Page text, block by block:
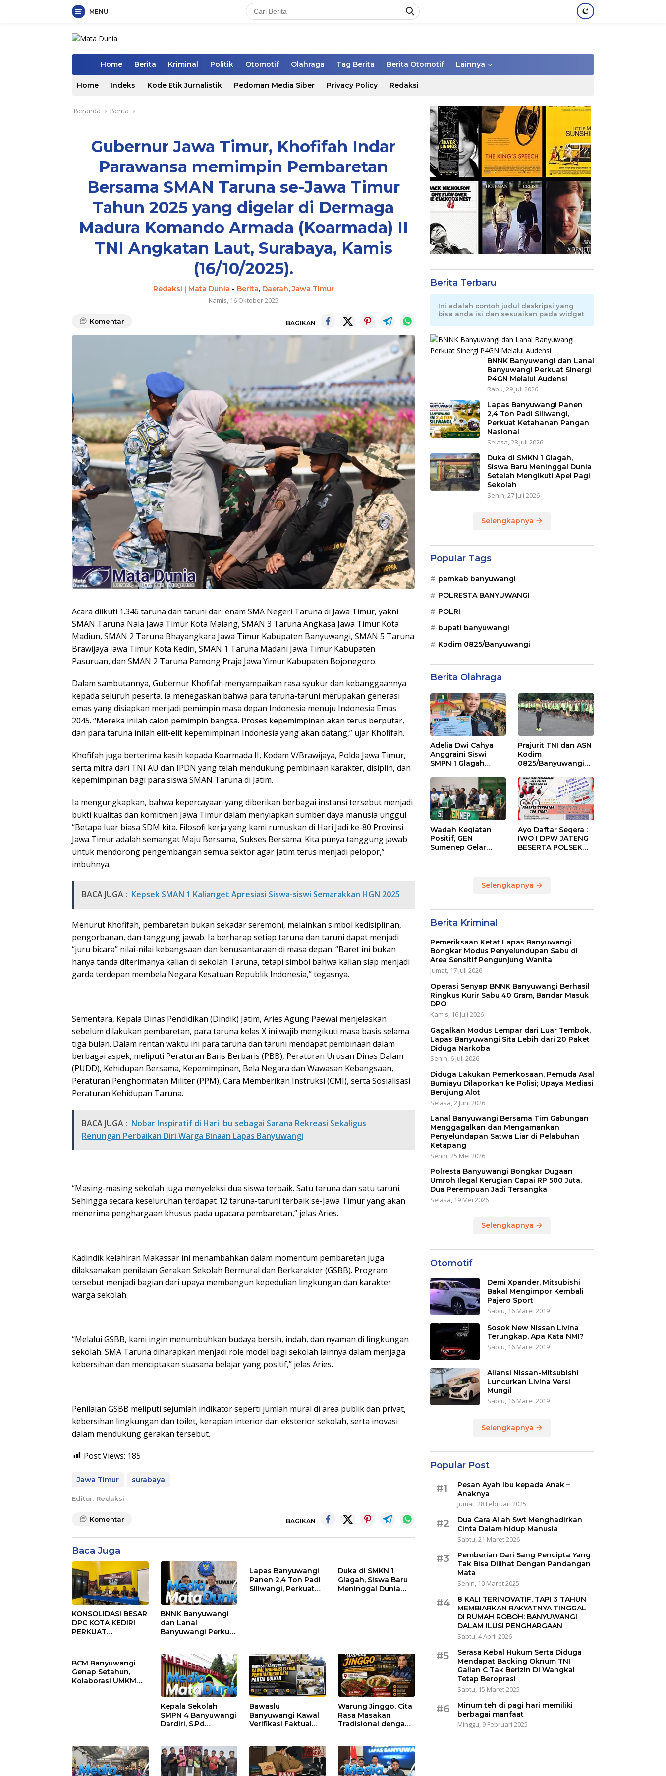
MENU
Home Berita Kriminal Politik Otomotif Olahraga Tag Berita Berita Otomotif Lainnya
Home Indeks Kode Etik Jurnalistik Pedoman Media Siber Privacy Policy Redaksi
Beranda Berita
Gubernur Jawa Timur, Khofifah Indar
Parawansa memimpin Pembaretan
Bersama SMAN Taruna se-Jawa Timur
Tahun 2025 yang digelar di Dermaga
Madura Komando Armada (Koarmada) II
TNI Angkatan Laut, Surabaya, Kamis
(16/10/2025).
Redaksi | Mata Dunia - Berita, Daerah,Jawa Timur
Kamis, 16 Oktober 2025
Komentar BAGIKAN
Acara diikuti 1.346 taruna dan taruni dari enam SMA Negeri Taruna di Jawa Timur, yakni
SMAN Taruna Nala Jawa Timur Kota Malang, SMAN 3 Taruna Angkasa Jawa Timur Kota
Madiun, SMAN 2 Taruna Bhayangkara Jawa Timur Kabupaten Banyuwangi, SMAN 5 Taruna
Brawijaya Jawa Timur Kota Kediri, SMAN 1 Taruna Madani Jawa Timur Kabupaten
Pasuruan, dan SMAN 2 Taruna Pamong Praja Jawa Yimur Kabupaten Bojonegoro.
Dalam sambutannya, Gubernur Khofifah menyampaikan rasa syukur dan kebanggaannya
kepada seluruh peserta. Ia menegaskan bahwa para taruna-taruni merupakan generasi
emas yang disiapkan menjadi pemimpin masa depan Indonesia menuju Indonesia Emas
2045. “Mereka inilah calon pemimpin bangsa. Proses kepemimpinan akan terus berputar,
dan para taruna inilah elit-elit kepemimpinan Indonesia yang akan datang,” ujar Khofifah.
Khofifah juga berterima kasih kepada Koarmada II, Kodam V/Brawijaya, Polda Jawa Timur,
serta mitra dari TNI AU dan IPDN yang telah mendukung pembinaan karakter, disiplin, dan
kepemimpinan bagi para siswa SMAN Taruna di Jatim.
Ia mengungkapkan, bahwa kepercayaan yang diberikan berbagai instansi tersebut menjadi
bukti kualitas dan komitmen Jawa Timur dalam menyiapkan sumber daya manusia unggul.
“Betapa luar biasa SDM kita. Filosofi kerja yang kami rumuskan di Hari Jadi ke-80 Provinsi
Jawa Timur adalah semangat Maju Bersama, Sukses Bersama. Kita punya tanggung jawab
untuk mendorong pengembangan semua sektor agar Jatim terus menjadi pelopor,”
imbuhnya.
BACA JUGA : Kepsek SMAN 1 Kalianget Apresiasi Siswa-siswi Semarakkan HGN 2025
Menurut Khofifah, pembaretan bukan sekadar seremoni, melainkan simbol kedisiplinan,
pengorbanan, dan tanggung jawab. Ia berharap setiap taruna dan taruni dapat menjadi
“juru bicara” nilai-nilai kebangsaan dan kenusantaraan di masa depan. “Baret ini bukan
hanya tanda diterimanya kalian di sekolah Taruna, tetapi simbol bahwa kalian siap menjadi
garda terdepan membela Negara Kesatuan Republik Indonesia,” tegasnya.
Sementara, Kepala Dinas Pendidikan (Dindik) Jatim, Aries Agung Paewai menjelaskan
sebelum dilakukan pembaretan, para taruna kelas X ini wajib mengikuti masa basis selama
tiga bulan. Dalam rentan waktu ini para taruna dan taruni mendapat pembinaan dalam
berbagai aspek, meliputi Peraturan Baris Berbaris (PBB), Peraturan Urusan Dinas Dalam
(PUDD), Kehidupan Bersama, Kepemimpinan, Bela Negara dan Wawasan Kebangsaan,
Peraturan Penghormatan Militer (PPM), Cara Memberikan Instruksi (CMI), serta Sosialisasi
Peraturan Kehidupan Taruna.
BACA JUGA : Nobar Inspiratif di Hari Ibu sebagai Sarana Rekreasi Sekaligus
Renungan Perbaikan Diri Warga Binaan Lapas Banyuwangi
“Masing-masing sekolah juga menyeleksi dua siswa terbaik. Satu taruna dan satu taruni.
Sehingga secara keseluruhan terdapat 12 taruna-taruni terbaik se-Jawa Timur yang akan
menerima penghargaan khusus pada upacara pembaretan,” jelas Aries.
Kadindik kelahiran Makassar ini menambahkan dalam momentum pembaretan juga
dilaksanakan penilaian Gerakan Sekolah Bermural dan Berkarakter (GSBB). Program
tersebut menjadi bagian dari upaya membangun kepedulian lingkungan dan karakter
warga sekolah.
“Melalui GSBB, kami ingin menumbuhkan budaya bersih, indah, dan nyaman di lingkungan
sekolah. SMA Taruna diharapkan menjadi role model bagi sekolah lainnya dalam menjaga
kebersihan dan menciptakan suasana belajar yang positif,” jelas Aries.
Penilaian GSBB meliputi sejumlah indikator seperti jumlah mural di area publik dan privat,
kebersihan lingkungan dan toilet, kerapian interior dan eksterior sekolah, serta inovasi
dalam mendukung gerakan tersebut.
Post Views: 185
Jawa Timur surabaya
Editor: Redaksi
Komentar BAGIKAN
Baca Juga
KONSOLIDASI BESAR
DPC KOTA KEDIRI
PERKUAT
PEMERINTAH, DAN
SIAP MENJADI
RUMAH ASPIRASI
MASYARAKAT
BNNK Banyuwangi
dan Lanal
Banyuwangi Perkuat
Lapas Banyuwangi
Panen 2,4 Ton Padi
Siliwangi, Perkuat
Duka di SMKN 1
Glagah, Siswa Baru
Meninggal Dunia
BCM Banyuwangi
Genap Setahun,
Kolaborasi UMKM
Kepala Sekolah
SMPN 4 Banyuwangi
Dardiri, S.Pd
Setiap Pagi Sambut
Siswa di Depan
Gerbang Sekolah
Bawaslu
Banyuwangi Kawal
Verifikasi Faktual
Warung Jinggo, Cita
Rasa Masakan
Tradisional dengan
Banyuwangi
Berita Terbaru
Ini adalah contoh judul deskripsi yang
bisa anda isi dan sesuaikan pada widget
BNNK Banyuwangi dan Lanal
Banyuwangi Perkuat Sinergi
P4GN Melalui Audensi
Rabu, 29 Juli 2026
Lapas Banyuwangi Panen
2,4 Ton Padi Siliwangi,
Perkuat Ketahanan Pangan
Nasional
Selasa, 28 Juli 2026
Duka di SMKN 1 Glagah,
Siswa Baru Meninggal Dunia
Setelah Mengikuti Apel Pagi
Sekolah
Senin, 27 Juli 2026
Selengkapnya
Popular Tags
pemkab banyuwangi
POLRESTA BANYUWANGI
POLRI
bupati banyuwangi
Kodim 0825/Banyuwangi
Berita Olahraga
Adelia Dwi Cahya
Anggraini Siswi
SMPN 1 Glagah
Sunrise of Java Silat
Championship 1
Prajurit TNI dan ASN
Kodim
0825/Banyuwangi
Periodik I Tahun
2026
Wadah Kegiatan
Positif, GEN
Sumenep Gelar
Ayo Daftar Segera :
IWO I DPW JATENG
BESERTA POLSEK
MEMPERINGATI HUT
Selengkapnya
Berita Kriminal
Pemeriksaan Ketat Lapas Banyuwangi
Bongkar Modus Penyelundupan Sabu di
Area Sensitif Pengunjung Wanita
Jumat, 17 Juli 2026
Operasi Senyap BNNK Banyuwangi Berhasil
Ringkus Kurir Sabu 40 Gram, Bandar Masuk
DPO
Kamis, 16 Juli 2026
Gagalkan Modus Lempar dari Luar Tembok,
Lapas Banyuwangi Sita Lebih dari 20 Paket
Diduga Narkoba
Senin, 6 Juli 2026
Diduga Lakukan Pemerkosaan, Pemuda Asal
Bumiayu Dilaporkan ke Polisi; Upaya Mediasi
Berujung Alot
Selasa, 2 Juni 2026
Lanal Banyuwangi Bersama Tim Gabungan
Menggagalkan dan Mengamankan
Penyelundapan Satwa Liar di Pelabuhan
Ketapang
Senin, 25 Mei 2026
Polresta Banyuwangi Bongkar Dugaan
Umroh Ilegal Kerugian Capai RP 500 Juta,
Dua Perempuan Jadi Tersangka
Selasa, 19 Mei 2026
Selengkapnya
Otomotif
Demi Xpander, Mitsubishi
Bakal Mengimpor Kembali
Pajero Sport
Sabtu, 16 Maret 2019
Sosok New Nissan Livina
Terungkap, Apa Kata NMI?
Sabtu, 16 Maret 2019
Aliansi Nissan-Mitsubishi
Luncurkan Livina Versi
Mungil
Sabtu, 16 Maret 2019
Selengkapnya
Popular Post
#1
Pesan Ayah Ibu kepada Anak –
Anaknya
Jumat, 28 Februari 2025
#2
Dua Cara Allah Swt Menghadirkan
Cinta Dalam hidup Manusia
Sabtu, 21 Maret 2026
#3
Pemberian Dari Sang Pencipta Yang
Tak Bisa Dilihat Dengan Pandangan
Mata
Senin, 10 Maret 2025
#4
8 KALI TERINOVATIF, TAPI 3 TAHUN
MEMBIARKAN RAKYATNYA TINGGAL
DI RUMAH ROBOH: BANYUWANGI
DALAM ILUSI PENGHARGAAN
Sabtu, 4 April 2026
#5
Serasa Kebal Hukum Serta Diduga
Mendapat Backing Oknum TNI
Galian C Tak Berizin Di Wangkal
Tetap Beroprasi
Sabtu, 15 Maret 2025
#6
Minum teh di pagi hari memiliki
berbagai manfaat
Minggu, 9 Februari 2025